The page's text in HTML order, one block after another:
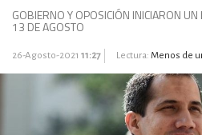
GOBIERNO Y OPOSICIÓN INICIARON
13 DE AGOSTO
26-Agosto-2021 11:27 Lectura: Menos de